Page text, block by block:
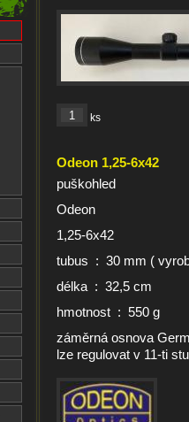
ks
Odeon 1,25-6x42
puškohled
Odeon
1,25-6x42
tubus : 30 mm (
délka : 32,5 cm
hmotnost : 550 g
záměrná osnova
lze regulovat v 11-ti